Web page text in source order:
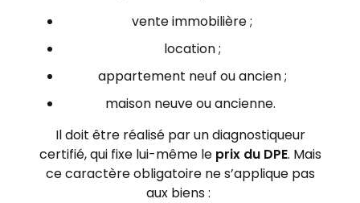
vente immobilière ;
location ;
appartement neuf ou ancien ;
maison neuve ou ancienne.
Il doit être réalisé par un diagnostiqueur
certifié, qui fixe lui-même le prix du DPE. Mais
ce caractère obligatoire ne s’applique pas
aux biens :